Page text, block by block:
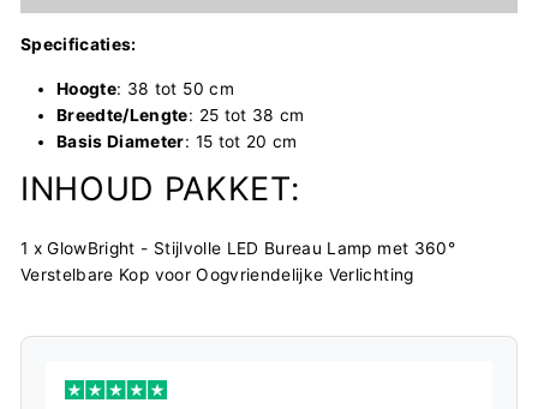
Specificaties:
Hoogte: 38 tot 50 cm
Breedte/Lengte: 25 tot 38 cm
Basis Diameter: 15 tot 20 cm
INHOUD PAKKET:
1 x GlowBright - Stijlvolle LED Bureau Lamp met 360°
Verstelbare Kop voor Oogvriendelijke Verlichting